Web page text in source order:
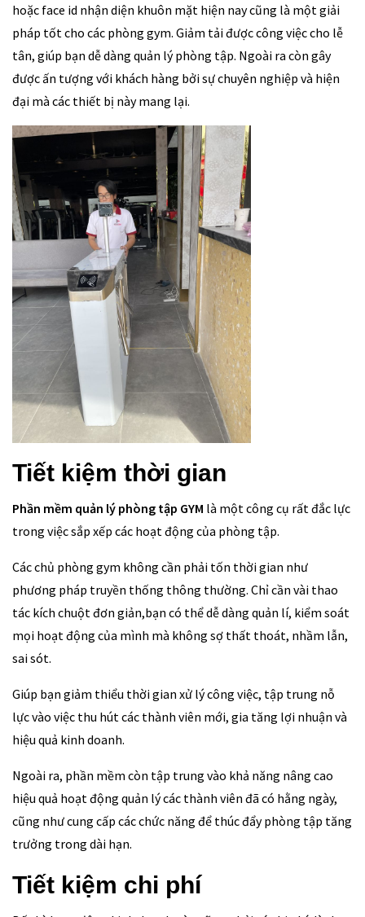
hoặc face id nhận diện khuôn mặt hiện nay cũng là một giải
pháp tốt cho các phòng gym. Giảm tải được công việc cho lễ
tân, giúp bạn dễ dàng quản lý phòng tập. Ngoài ra còn gây
được ấn tượng với khách hàng bởi sự chuyên nghiệp và hiện
đại mà các thiết bị này mang lại.
Tiết kiệm thời gian
Phần mềm quản lý phòng tập GYM là một công cụ rất đắc lực
trong việc sắp xếp các hoạt động của phòng tập.
Các chủ phòng gym không cần phải tốn thời gian như
phương pháp truyền thống thông thường. Chỉ cần vài thao
tác kích chuột đơn giản,bạn có thể dễ dàng quản lí, kiểm soát
mọi hoạt động của mình mà không sợ thất thoát, nhầm lẫn,
sai sót.
Giúp bạn giảm thiểu thời gian xử lý công việc, tập trung nỗ
lực vào việc thu hút các thành viên mới, gia tăng lợi nhuận và
hiệu quả kinh doanh.
Ngoài ra, phần mềm còn tập trung vào khả năng nâng cao
hiệu quả hoạt động quản lý các thành viên đã có hằng ngày,
cũng như cung cấp các chức năng để thúc đẩy phòng tập tăng
trưởng trong dài hạn.
Tiết kiệm chi phí